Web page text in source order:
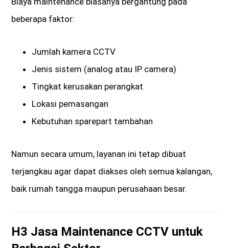
beberapa faktor:
Jumlah kamera CCTV
Jenis sistem (analog atau IP camera)
Tingkat kerusakan perangkat
Lokasi pemasangan
Kebutuhan sparepart tambahan
Namun secara umum, layanan ini tetap dibuat
terjangkau agar dapat diakses oleh semua kalangan,
baik rumah tangga maupun perusahaan besar.
H3 Jasa Maintenance CCTV untuk